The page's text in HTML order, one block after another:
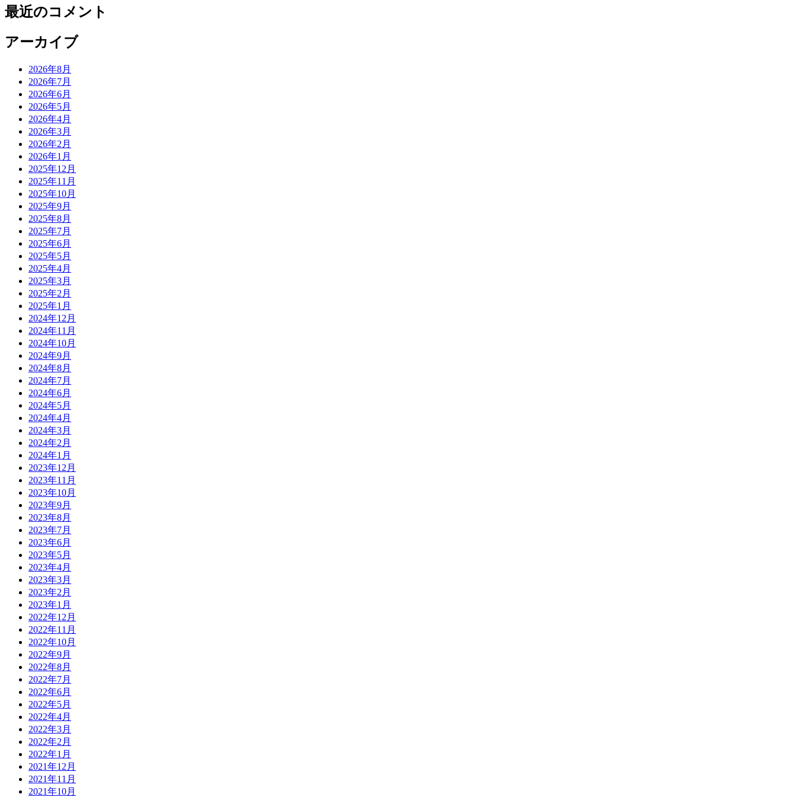
最近のコメント
アーカイブ
2026年8月
2026年7月
2026年6月
2026年5月
2026年4月
2026年3月
2026年2月
2026年1月
2025年12月
2025年11月
2025年10月
2025年9月
2025年8月
2025年7月
2025年6月
2025年5月
2025年4月
2025年3月
2025年2月
2025年1月
2024年12月
2024年11月
2024年10月
2024年9月
2024年8月
2024年7月
2024年6月
2024年5月
2024年4月
2024年3月
2024年2月
2024年1月
2023年12月
2023年11月
2023年10月
2023年9月
2023年8月
2023年7月
2023年6月
2023年5月
2023年4月
2023年3月
2023年2月
2023年1月
2022年12月
2022年11月
2022年10月
2022年9月
2022年8月
2022年7月
2022年6月
2022年5月
2022年4月
2022年3月
2022年2月
2022年1月
2021年12月
2021年11月
2021年10月